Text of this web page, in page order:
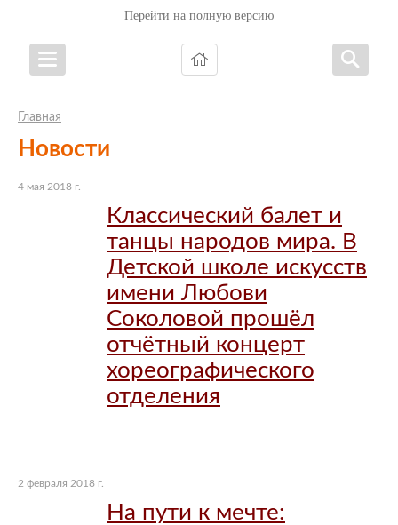
Перейти на полную версию
Главная
Новости
4 мая 2018 г.
Классический балет и
танцы народов мира. В
Детской школе искусств
имени Любови
Соколовой прошёл
отчётный концерт
хореографического
отделения
2 февраля 2018 г.
На пути к мечте: